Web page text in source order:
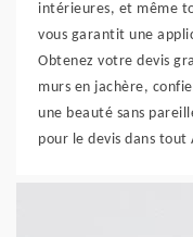
intérieures, et même
vous garantit une
Obtenez votre devis
murs en jachère,
une beauté sans
pour le devis dans tout